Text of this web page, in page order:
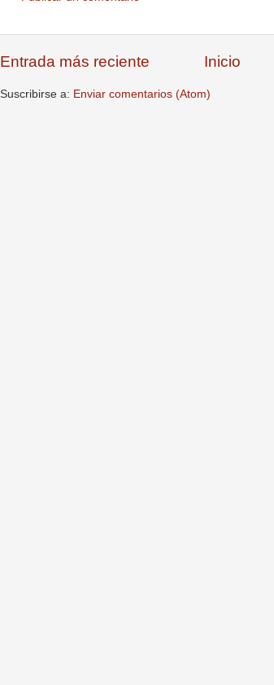
Entrada más reciente Inicio
Suscribirse a: Enviar comentarios (Atom)